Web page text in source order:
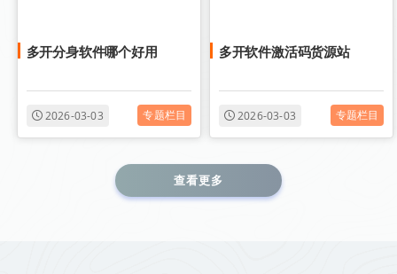
多开分身软件哪个好用
2026-03-03 专题栏目
多开软件激活码货源站
2026-03-03 专题栏目
查看更多